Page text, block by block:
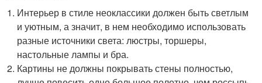
Интерьер в стиле неоклассики должен быть светлым
и уютным, а значит, в нем необходимо использовать
разные источники света: люстры, торшеры,
настольные лампы и бра.
Картины не должны покрывать стены полностью,